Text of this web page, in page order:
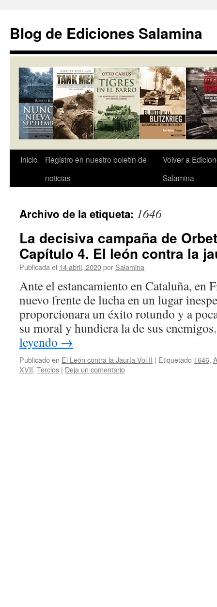
contenido
Blog de Ediciones Salamina
Inicio
Registro en nuestro boletín de
noticias
Volver a
Salamina
Archivo de la etiqueta: 1646
La decisiva campaña de
Capítulo 4. El león contra la
Publicada el 14 abril, 2020por Salamina
Ante el estancamiento en Cataluña, en
nuevo frente de lucha en un lugar
proporcionara un éxito rotundo y a
su moral y hundiera la de sus
leyendo →
Publicado en El León contra la Jauría Vol II | Etiquetado 1646,
XVII, Tercios | Deja un comentario